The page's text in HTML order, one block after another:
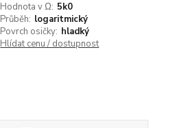
Hodnota v Ω: 5k0
Průběh: logaritmický
Povrch osičky: hladký
Hlídat cenu / dostupnost